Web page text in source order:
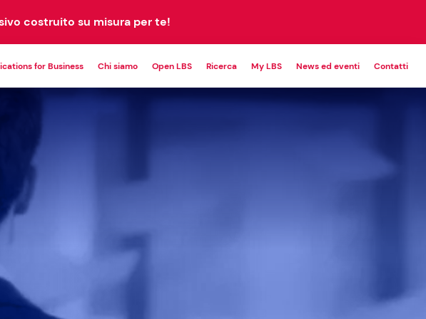
costruito su misura per te!
CUSTOM
PROGRAM
for Business
EMPOWERING
COMPETITIVENESS
Chi siamo Open LBS Ricerca My LBS News ed eventi Contatti